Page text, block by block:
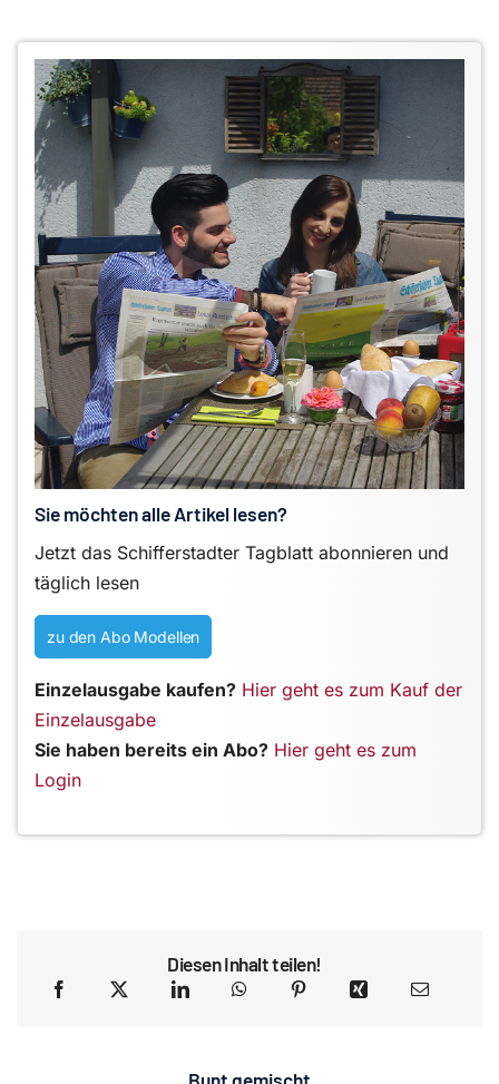
Sie möchten alle Artikel lesen?
Jetzt das Schifferstadter Tagblatt abonnieren und
täglich lesen
zu den Abo Modellen
Einzelausgabe kaufen? Hier geht es zum Kauf der
Einzelausgabe
Sie haben bereits ein Abo? Hier geht es zum
Login
Diesen Inhalt teilen!
Bunt gemischt